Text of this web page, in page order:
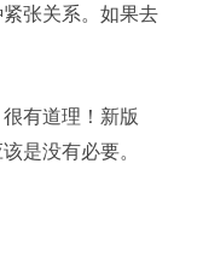
张关系。如果去
有道理！新版
是没有必要。